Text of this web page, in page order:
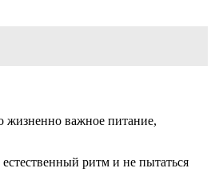
жизненно важное питание,
ритм и не пытаться